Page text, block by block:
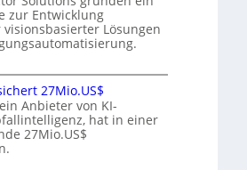
zur Entwicklung
Lösungen
27Mio.US$
Anbieter von KI-
hat in einer
27Mio.US$